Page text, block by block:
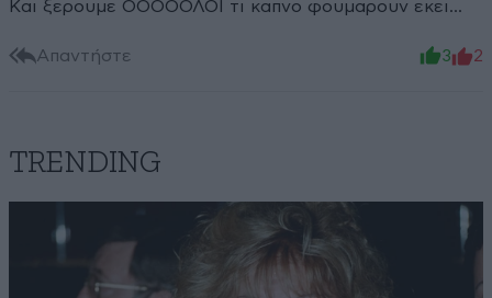
Και ξερουμε ΟΟΟΟΟΛΟΙ τι καπνο φουμαρουν εκει...
Απαντήστε 3 2
TRENDING